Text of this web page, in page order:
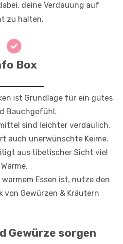
deine Verdauung auf
zu halten.
Box
ist Grundlage für ein gutes
Bauchgefühl.
sind leichter verdaulich.
auch unerwünschte Keime.
aus tibetischer Sicht viel
Wärme.
Essen ist, nutze den
von Gewürzen & Kräutern
Gewürze sorgen